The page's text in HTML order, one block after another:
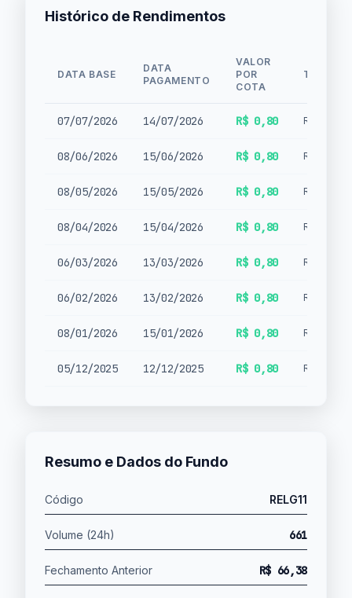
Histórico de Rendimentos
DATA BASE
DATA
PAGAMENTO
VALOR
POR
COTA
TIPO
07/07/2026 14/07/2026 R$ 0,80
08/06/2026 15/06/2026 R$ 0,80
08/05/2026 15/05/2026 R$ 0,80
08/04/2026 15/04/2026 R$ 0,80
06/03/2026 13/03/2026 R$ 0,80
06/02/2026 13/02/2026 R$ 0,80
08/01/2026 15/01/2026 R$ 0,80
05/12/2025 12/12/2025 R$ 0,80
Resumo e Dados do Fundo
Código RELG11
Volume (24h) 661
Fechamento Anterior R$ 66,38